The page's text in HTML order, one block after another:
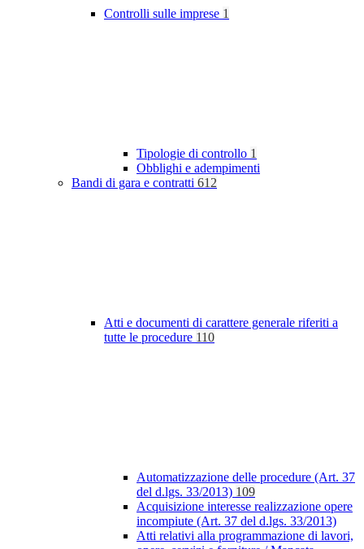
Controlli sulle imprese 1
Tipologie di controllo 1
Obblighi e adempimenti
Bandi di gara e contratti 612
Atti e documenti di carattere generale riferiti a
tutte le procedure 110
Automatizzazione delle procedure (Art. 37
del d.lgs. 33/2013) 109
Acquisizione interesse realizzazione opere
incompiute (Art. 37 del d.lgs. 33/2013)
Atti relativi alla programmazione di lavori,